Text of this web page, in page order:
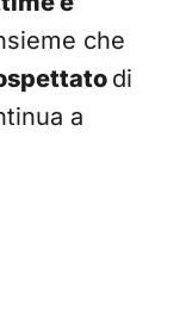
che
di
a